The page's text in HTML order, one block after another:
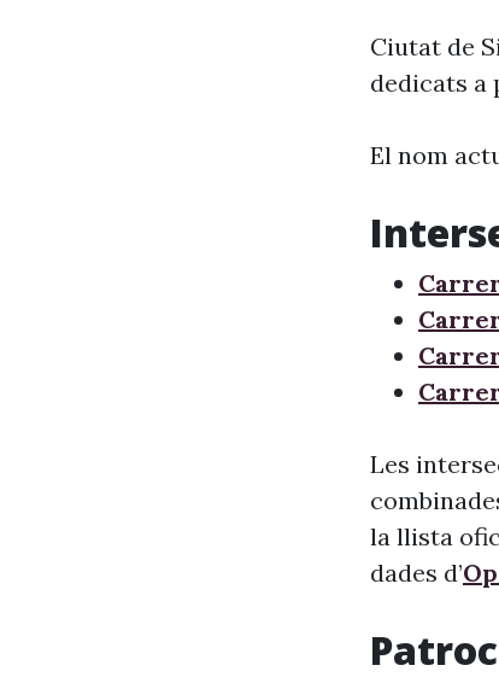
Ciutat de
dedicats a
El nom
Les
la llista
dades d’